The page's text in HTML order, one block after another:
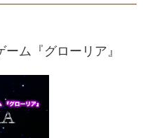
ム『グローリア』